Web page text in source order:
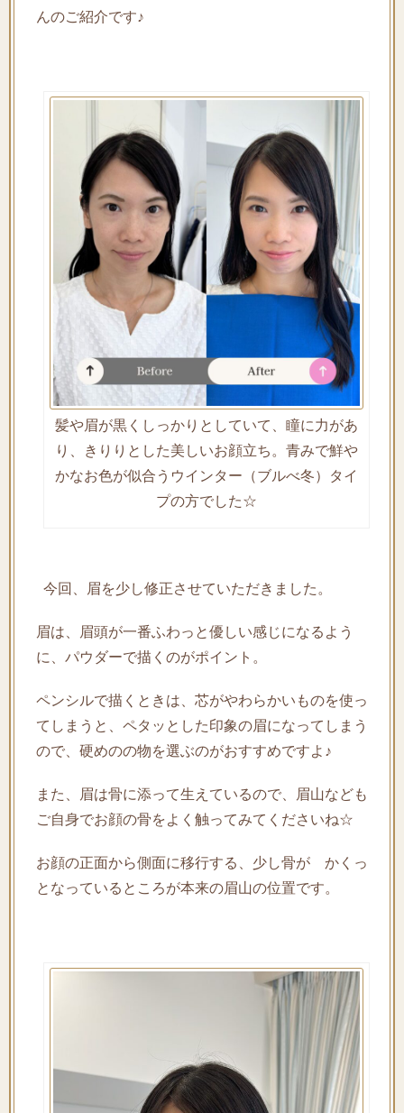
んのご紹介です♪
髪や眉が黒くしっかりとしていて、瞳に力があ
り、きりりとした美しいお顔立ち。青みで鮮や
かなお色が似合うウインター（ブルべ冬）タイ
プの方でした☆
今回、眉を少し修正させていただきました。
眉は、眉頭が一番ふわっと優しい感じになるよう
に、パウダーで描くのがポイント。
ペンシルで描くときは、芯がやわらかいものを使っ
てしまうと、ペタッとした印象の眉になってしまう
ので、硬めのの物を選ぶのがおすすめですよ♪
また、眉は骨に添って生えているので、眉山なども
ご自身でお顔の骨をよく触ってみてくださいね☆
お顔の正面から側面に移行する、少し骨が かくっ
となっているところが本来の眉山の位置です。